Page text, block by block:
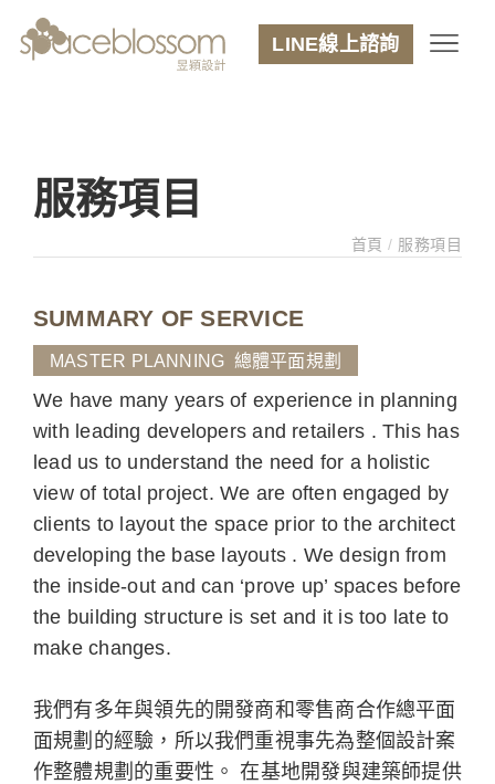
LINE線上諮詢
服務項目
首頁/ 服務項目
SUMMARY OF SERVICE
MASTER PLANNING 總體平面規劃
We have many years of experience in planning
with leading developers and retailers . This has
lead us to understand the need for a holistic
view of total project. We are often engaged by
clients to layout the space prior to the architect
developing the base layouts . We design from
the inside-out and can ‘prove up’ spaces before
the building structure is set and it is too late to
make changes.
我們有多年與領先的開發商和零售商合作總平⾯
面規劃的經驗，所以我們重視事先為整個設計案
作整體規劃的重要性。 在基地開發與建築師提供